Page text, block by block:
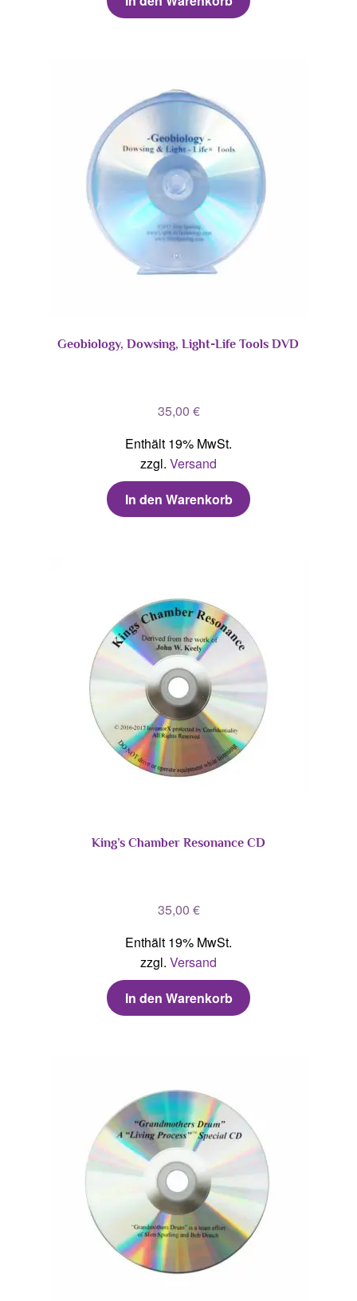
Geobiology, Dowsing, Light-Life Tools DVD
35,00 €
Enthält 19% MwSt.
zzgl. Versand
In den Warenkorb
King’s Chamber Resonance CD
35,00 €
Enthält 19% MwSt.
zzgl. Versand
In den Warenkorb